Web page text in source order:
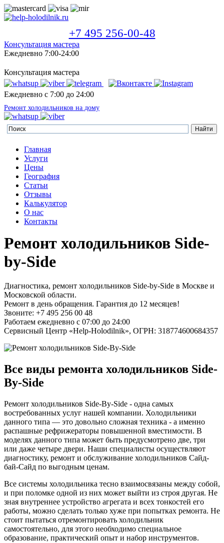
+7 495 256-00-48
Консультация мастера
Ежедневно 7:00-24:00
Консультация мастера
Ежедневно с 7:00 до 24:00
Ремонт холодильников на дому
Главная
Услуги
Цены
География
Статьи
Отзывы
Калькулятор
О нас
Контакты
Ремонт холодильников Side-
by-Side
Диагностика, ремонт холодильников Side-by-Side в Москве и
Московской области.
Ремонт в день обращения. Гарантия до 12 месяцев!
Звоните: +7 495 256 00 48
Работаем ежедневно с 07:00 до 24:00
Сервисный Центр «Help-Holodilnik», ОГРН: 318774600684357
Все виды ремонта холодильников Side-
By-Side
Ремонт холодильников Side-By-Side - одна самых
востребованных услуг нашей компании. Холодильники
данного типа — это довольно сложная техника - а именно
распашные рефрижераторы повышенной вместимости. В
моделях данного типа может быть предусмотрено две, три
или даже четыре двери. Наши специалисты осуществляют
диагностику, ремонт и обслуживание холодильников Сайд-
бай-Сайд по выгодным ценам.
Все системы холодильника тесно взаимосвязаны между собой,
и при поломке одной из них может выйти из строя другая. Не
зная внутреннее устройство агрегата и всех тонкостей его
работы, можно сделать только хуже при попытках ремонта. Не
стоит пытаться отремонтировать холодильник
самостоятельно, для этого необходимо специальное
образование, практический опыт и набор инструментов.